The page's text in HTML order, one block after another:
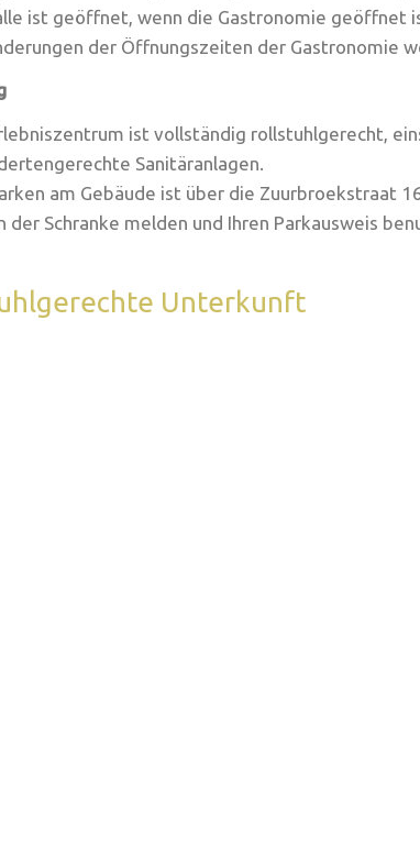
ist geöffnet, wenn die Gastronomie geöffnet
der Öffnungszeiten der Gastronomie
ist vollständig rollstuhlgerecht,
Sanitäranlagen.
am Gebäude ist über die Zuurbroekstraat
der Schranke melden und Ihren Parkausweis
Unterkunft